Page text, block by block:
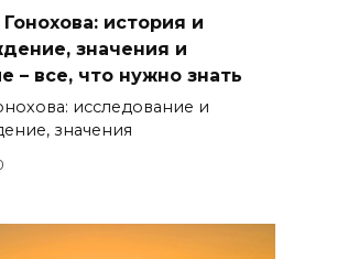
история и
значения и
– все, что нужно знать
исследование и
значения